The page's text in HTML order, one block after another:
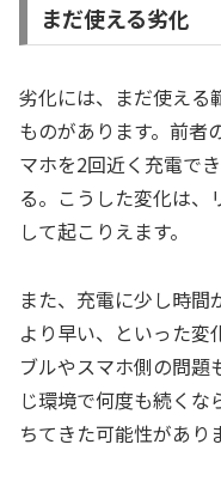
まだ使える劣化
劣化には、まだ使える
ものがあります。前者
マホを2回近く充電で
る。こうした変化は、
して起こりえます。
また、充電に少し時
より早い、といった変
ブルやスマホ側の問題
じ環境で何度も続く
ちてきた可能性があり